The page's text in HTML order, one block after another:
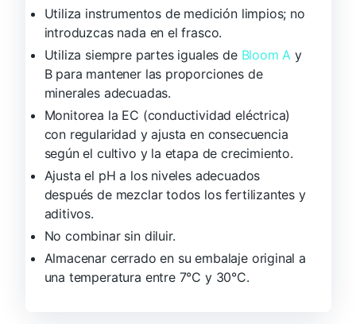
Utiliza instrumentos de medición limpios; no
introduzcas nada en el frasco.
Utiliza siempre partes iguales de Bloom Ay
B para mantener las proporciones de
minerales adecuadas.
Monitorea la EC (conductividad eléctrica)
con regularidad y ajusta en consecuencia
según el cultivo y la etapa de crecimiento.
Ajusta el pH a los niveles adecuados
después de mezclar todos los fertilizantes y
aditivos.
No combinar sin diluir.
Almacenar cerrado en su embalaje original a
una temperatura entre 7°C y 30°C.